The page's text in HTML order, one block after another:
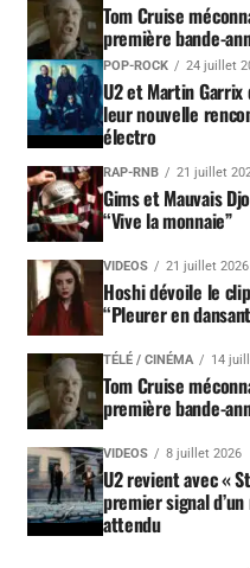
Tom Cruise
première bande-
POP-ROCK 24 juillet
U2 et Martin
leur nouvelle
électro
RAP-RNB 21 juillet
Gims et Mauvais
“Vive la monnaie”
VIDEOS 21 juillet 2026
Hoshi dévoile le
“Pleurer en
TÉLÉ / CINÉMA 14
Tom Cruise
première bande-
VIDEOS 8 juillet 2026
U2 revient avec «
premier signal
attendu